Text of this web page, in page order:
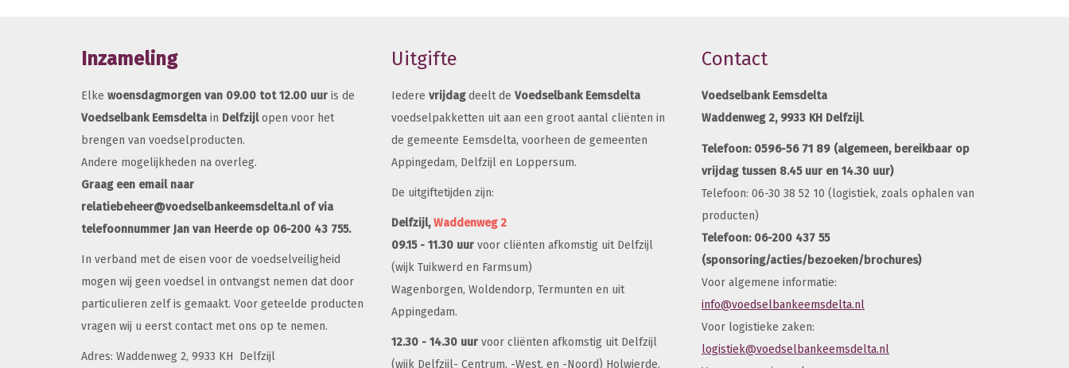
Inzameling
Elke woensdagmorgen van 09.00 tot 12.00 uur is de
Voedselbank Eemsdelta in Delfzijlopen voor het
brengen van voedselproducten.
Andere mogelijkheden na overleg.
Graag een email naar
relatiebeheer@voedselbankeemsdelta.nl of via
telefoonnummer Jan van Heerde op 06-200 43 755.
In verband met de eisen voor de voedselveiligheid
mogen wij geen voedsel in ontvangst nemen dat door
particulieren zelf is gemaakt. Voor geteelde producten
vragen wij u eerst contact met ons op te nemen.
Adres: Waddenweg 2, 9933 KH Delfzijl
Uitgifte
Iedere vrijdagdeelt de Voedselbank Eemsdelta
voedselpakketten uit aan een groot aantal cliënten in
de gemeente Eemsdelta, voorheen de gemeenten
Appingedam, Delfzijl en Loppersum.
De uitgiftetijden zijn:
Delfzijl,Waddenweg 2
09.15 - 11.30 uur voor cliënten afkomstig uit Delfzijl
(wijk Tuikwerd en Farmsum)
Wagenborgen, Woldendorp, Termunten en uit
Appingedam.
12.30 - 14.30 uur voor cliënten afkomstig uit Delfzijl
(wijk Delfzijl- Centrum, -West, en -Noord) Holwierde,
Contact
Voedselbank Eemsdelta
Waddenweg 2, 9933 KH Delfzijl.
Telefoon: 0596-56 71 89 (algemeen, bereikbaar op
vrijdag tussen 8.45 uur en 14.30 uur)
Telefoon: 06-30 38 52 10 (logistiek, zoals ophalen van
producten)
Telefoon: 06-200 437 55
(sponsoring/acties/bezoeken/brochures)
Voor algemene informatie:
info@voedselbankeemsdelta.nl
Voor logistieke zaken:
logistiek@voedselbankeemsdelta.nl